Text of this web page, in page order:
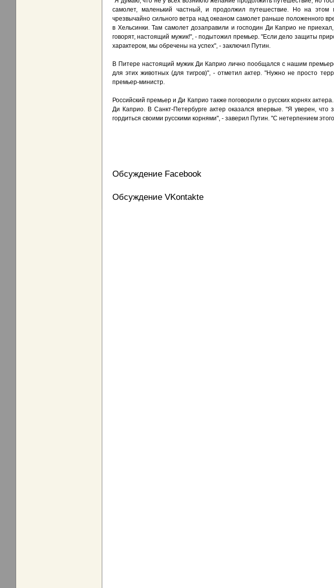
самолет, маленький частный, и продолжил путешествие. Но на
чрезвычайно сильного ветра над океаном самолет раньше положенного
в Хельсинки. Там самолет дозаправили и господин Ди Каприо не
говорят, настоящий мужик!", - подытожил премьер. "Если дело защиты
характером, мы обречены на успех", - заключил Путин.
В Питере настоящий мужик Ди Каприо лично пообщался с нашим
для этих животных (для тигров)", - отметил актер. "Нужно не просто
премьер-министр.
Российский премьер и Ди Каприо также поговорили о русских корнях
Ди Каприо. В Санкт-Петербурге актер оказался впервые. "Я уверен, что
гордиться своими русскими корнями", - заверил Путин. "С нетерпением
Обсуждение Facebook
Обсуждение VKontakte